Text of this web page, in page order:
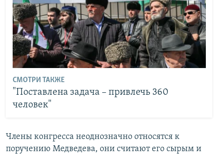
СМОТРИ ТАКЖЕ
"Поставлена задача – привлечь 360
человек"
Члены конгресса неоднозначно относятся к
поручению Медведева, они считают его сырым и